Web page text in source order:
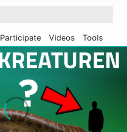
Participate Videos Tools